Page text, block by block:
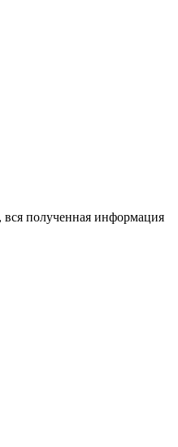
полученная информация